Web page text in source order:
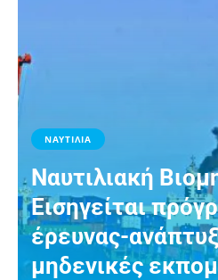
ΝΑΥΤΙΛΙΑ
Ναυτιλιακή
Εισηγείται
έρευνας-
μηδενικές